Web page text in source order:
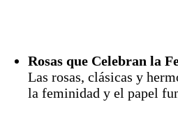
Rosas que Celebran la
Las rosas, clásicas y
la feminidad y el papel